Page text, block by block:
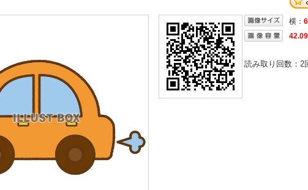
横：
読み取り回数： 2